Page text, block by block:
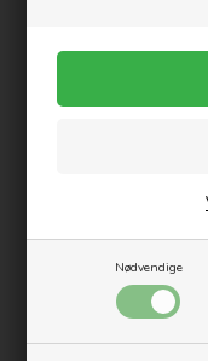
Nødvendige
Oxxo Design Halskæde -